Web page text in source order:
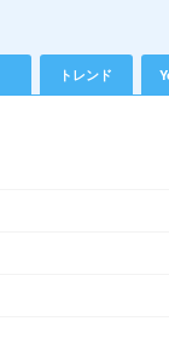
トレンド